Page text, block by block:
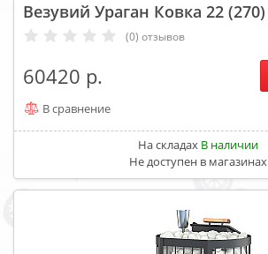
Везувий Ураган Ковка 22 (270)
(0) отзывов
60420
В сравнение
На складах В наличии
Не доступен в магазинах